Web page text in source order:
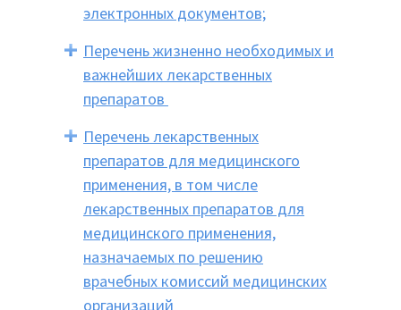
электронных документов;
Перечень жизненно необходимых и
важнейших лекарственных
препаратов
Перечень лекарственных
препаратов для медицинского
применения, в том числе
лекарственных препаратов для
медицинского применения,
назначаемых по решению
врачебных комиссий медицинских
организаций